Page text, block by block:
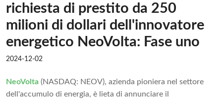
richiesta di prestito da 250
milioni di dollari dell'innovatore
energetico NeoVolta: Fase uno
2024-12-02
NeoVolta (NASDAQ: NEOV), azienda pioniera nel settore
dell'accumulo di energia, è lieta di annunciare il